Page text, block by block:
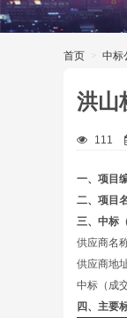
首页 > 中标
洪山
111
一、项目
二、项目
三、中标
供应商名
供应商地
中标（成
四、主要